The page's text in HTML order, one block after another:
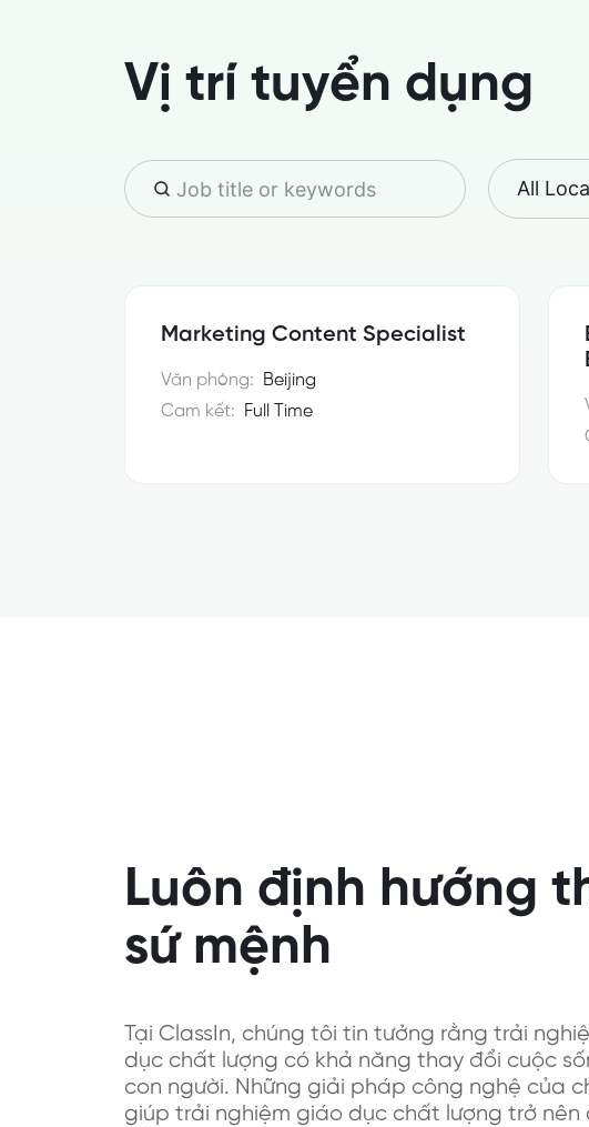
Vị trí tuyển dụng
All
Marketing Content Specialist
Văn phòng: Beijing
Cam kết: Full Time
Luôn định hướng
sứ mệnh
Tại ClassIn, chúng tôi tin tưởng rằng trải
dục chất lượng có khả năng thay đổi cuộc
con người. Những giải pháp công nghệ của
giúp trải nghiệm giáo dục chất lượng trở nên